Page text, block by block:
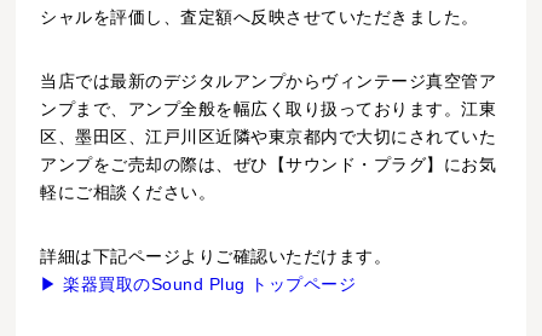
シャルを評価し、査定額へ反映させていただきました。
当店では最新のデジタルアンプからヴィンテージ真空管ア
ンプまで、アンプ全般を幅広く取り扱っております。江東
区、墨田区、江戸川区近隣や東京都内で大切にされていた
アンプをご売却の際は、ぜひ【サウンド・プラグ】にお気
軽にご相談ください。
詳細は下記ページよりご確認いただけます。
▶ 楽器買取のSound Plug トップページ